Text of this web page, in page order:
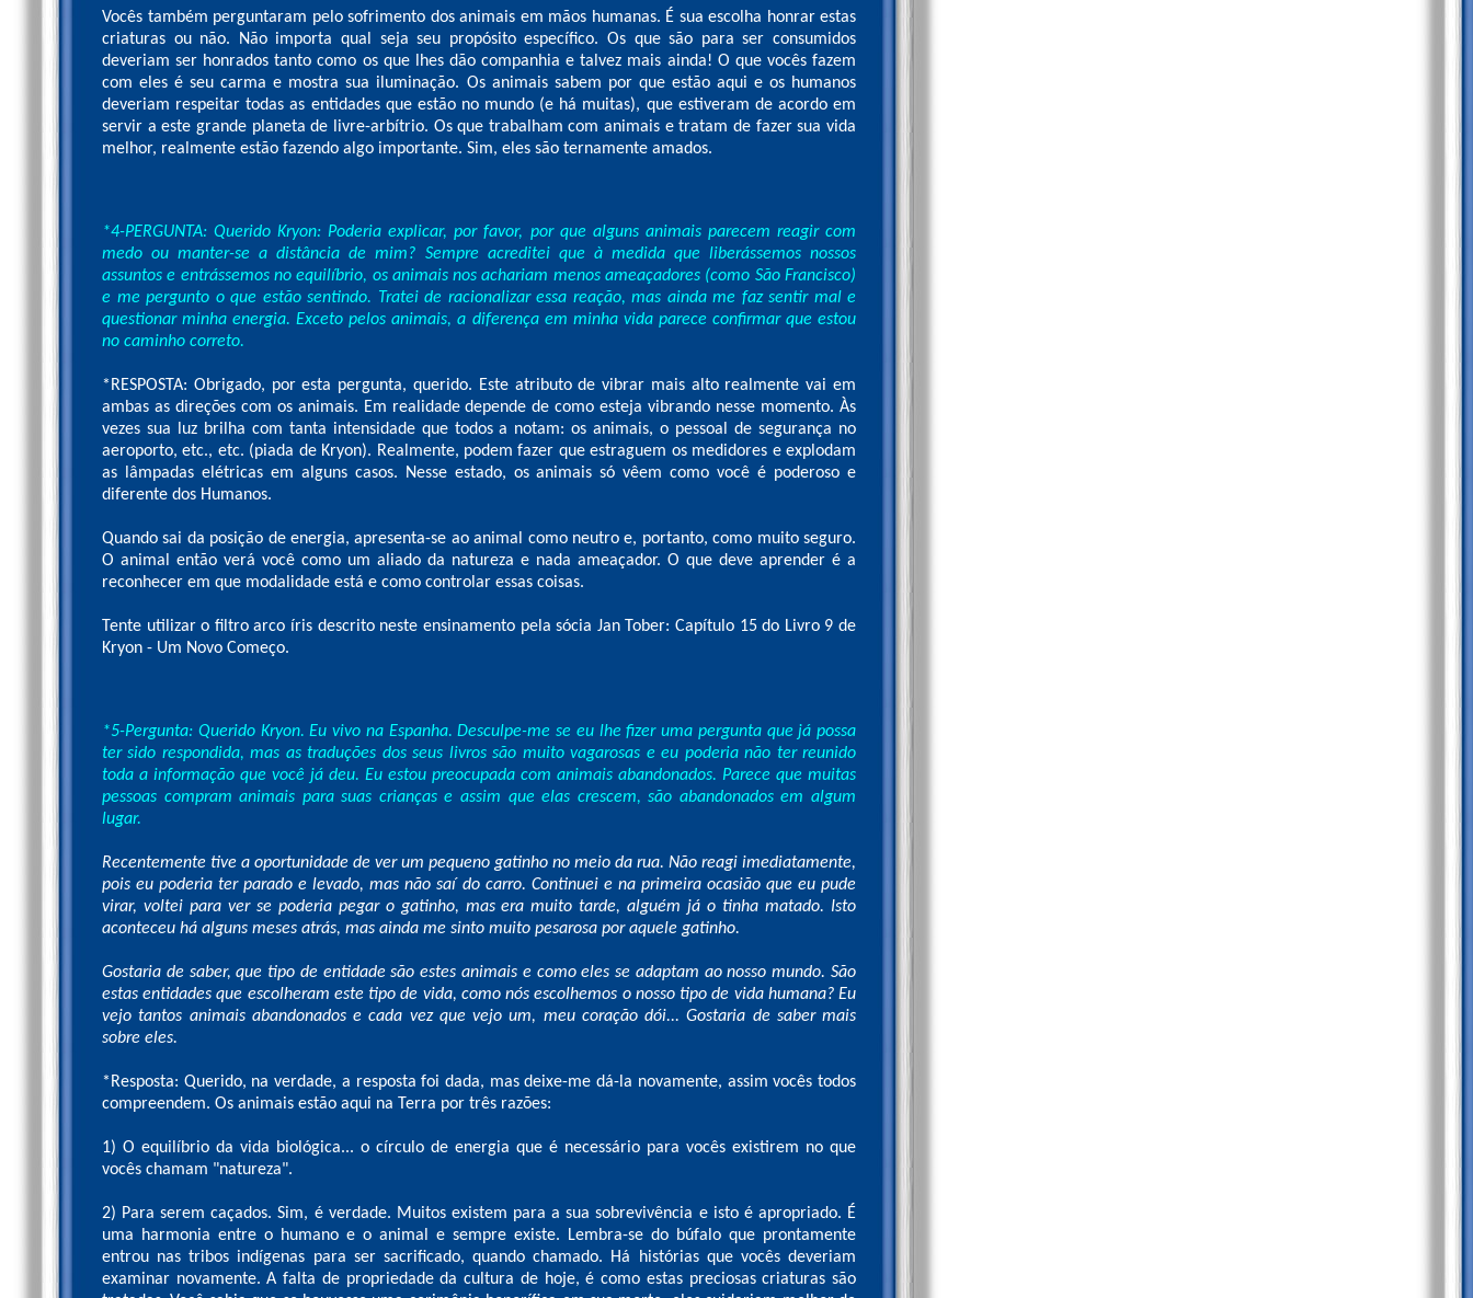
Vocês também perguntaram pelo sofrimento dos animais em mãos humanas. É sua escolha honrar estas
criaturas ou não. Não importa qual seja seu propósito específico. Os que são para ser consumidos
deveriam ser honrados tanto como os que lhes dão companhia e talvez mais ainda! O que vocês fazem
com eles é seu carma e mostra sua iluminação. Os animais sabem por que estão aqui e os humanos
deveriam respeitar todas as entidades que estão no mundo (e há muitas), que estiveram de acordo em
servir a este grande planeta de livre-arbítrio. Os que trabalham com animais e tratam de fazer sua vida
melhor, realmente estão fazendo algo importante. Sim, eles são ternamente amados.
*4-PERGUNTA: Querido Kryon: Poderia explicar, por favor, por que alguns animais parecem reagir com
medo ou manter-se a distância de mim? Sempre acreditei que à medida que liberássemos nossos
assuntos e entrássemos no equilíbrio, os animais nos achariam menos ameaçadores (como São Francisco)
e me pergunto o que estão sentindo. Tratei de racionalizar essa reação, mas ainda me faz sentir mal e
questionar minha energia. Exceto pelos animais, a diferença em minha vida parece confirmar que estou
no caminho correto.
*RESPOSTA: Obrigado, por esta pergunta, querido. Este atributo de vibrar mais alto realmente vai em
ambas as direções com os animais. Em realidade depende de como esteja vibrando nesse momento. Às
vezes sua luz brilha com tanta intensidade que todos a notam: os animais, o pessoal de segurança no
aeroporto, etc., etc. (piada de Kryon). Realmente, podem fazer que estraguem os medidores e explodam
as lâmpadas elétricas em alguns casos. Nesse estado, os animais só vêem como você é poderoso e
diferente dos Humanos.
Quando sai da posição de energia, apresenta-se ao animal como neutro e, portanto, como muito seguro.
O animal então verá você como um aliado da natureza e nada ameaçador. O que deve aprender é a
reconhecer em que modalidade está e como controlar essas coisas.
Tente utilizar o filtro arco íris descrito neste ensinamento pela sócia Jan Tober: Capítulo 15 do Livro 9 de
Kryon - Um Novo Começo.
*5-Pergunta: Querido Kryon. Eu vivo na Espanha. Desculpe-me se eu lhe fizer uma pergunta que já possa
ter sido respondida, mas as traduções dos seus livros são muito vagarosas e eu poderia não ter reunido
toda a informação que você já deu. Eu estou preocupada com animais abandonados. Parece que muitas
pessoas compram animais para suas crianças e assim que elas crescem, são abandonados em algum
lugar.
Recentemente tive a oportunidade de ver um pequeno gatinho no meio da rua. Não reagi imediatamente,
pois eu poderia ter parado e levado, mas não saí do carro. Continuei e na primeira ocasião que eu pude
virar, voltei para ver se poderia pegar o gatinho, mas era muito tarde, alguém já o tinha matado. Isto
aconteceu há alguns meses atrás, mas ainda me sinto muito pesarosa por aquele gatinho.
Gostaria de saber, que tipo de entidade são estes animais e como eles se adaptam ao nosso mundo. São
estas entidades que escolheram este tipo de vida, como nós escolhemos o nosso tipo de vida humana? Eu
vejo tantos animais abandonados e cada vez que vejo um, meu coração dói... Gostaria de saber mais
sobre eles.
*Resposta: Querido, na verdade, a resposta foi dada, mas deixe-me dá-la novamente, assim vocês todos
compreendem. Os animais estão aqui na Terra por três razões:
1) O equilíbrio da vida biológica... o círculo de energia que é necessário para vocês existirem no que
vocês chamam "natureza".
2) Para serem caçados. Sim, é verdade. Muitos existem para a sua sobrevivência e isto é apropriado. É
uma harmonia entre o humano e o animal e sempre existe. Lembra-se do búfalo que prontamente
entrou nas tribos indígenas para ser sacrificado, quando chamado. Há histórias que vocês deveriam
examinar novamente. A falta de propriedade da cultura de hoje, é como estas preciosas criaturas são